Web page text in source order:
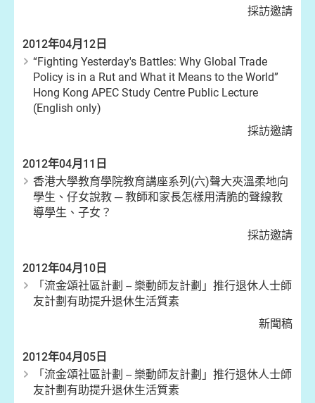
採訪邀請
2012年04月12日
“Fighting Yesterday's Battles: Why Global Trade
Policy is in a Rut and What it Means to the World”
Hong Kong APEC Study Centre Public Lecture
(English only)
採訪邀請
2012年04月11日
香港大學教育學院教育講座系列(六)聲大夾溫柔地向
學生、仔女說教 ─ 教師和家長怎樣用清脆的聲線教
導學生、子女？
採訪邀請
2012年04月10日
「流金頌社區計劃 -- 樂動師友計劃」推行退休人士師
友計劃有助提升退休生活質素
新聞稿
2012年04月05日
「流金頌社區計劃 -- 樂動師友計劃」推行退休人士師
友計劃有助提升退休生活質素